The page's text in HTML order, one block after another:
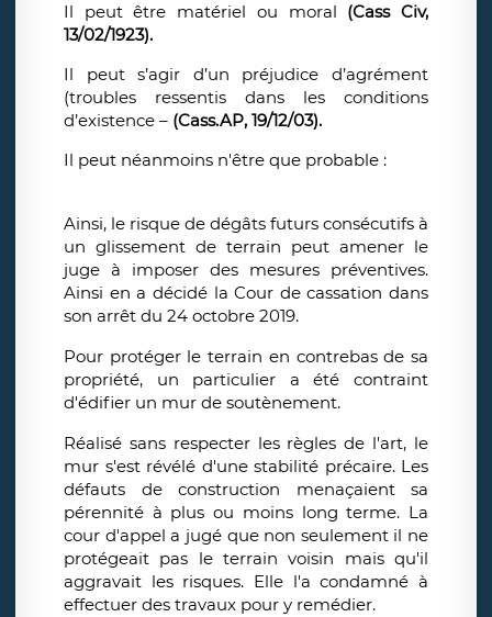
Il peut être matériel ou moral (Cass Civ,
13/02/1923).
Il peut s’agir d’un préjudice d’agrément
(troubles ressentis dans les conditions
d’existence – (Cass.AP, 19/12/03).
Il peut néanmoins n'être que probable :
Ainsi, le risque de dégâts futurs consécutifs à
un glissement de terrain peut amener le
juge à imposer des mesures préventives.
Ainsi en a décidé la Cour de cassation dans
son arrêt du 24 octobre 2019.
Pour protéger le terrain en contrebas de sa
propriété, un particulier a été contraint
d'édifier un mur de soutènement.
Réalisé sans respecter les règles de l'art, le
mur s'est révélé d'une stabilité précaire. Les
défauts de construction menaçaient sa
pérennité à plus ou moins long terme. La
cour d'appel a jugé que non seulement il ne
protégeait pas le terrain voisin mais qu'il
aggravait les risques. Elle l'a condamné à
effectuer des travaux pour y remédier.